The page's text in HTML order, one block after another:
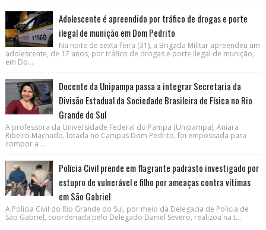
Adolescente é apreendido por tráfico de drogas e porte
ilegal de munição em Dom Pedrito
Na noite de sexta-feira (31), a Brigada Militar apreendeu um
adolescente, de 17 anos, por tráfico de drogas e porte ilegal de munição,
em Do...
Docente da Unipampa passa a integrar Secretaria da
Divisão Estadual da Sociedade Brasileira de Física no Rio
Grande do Sul
A professora da Universidade Federal do Pampa (Unipampa), Aniara
Ribeiro Machado, lotada no Campus Dom Pedrito, foi empossada para
compor a ...
Polícia Civil prende em flagrante padrasto investigado por
estupro de vulnerável e filho por ameaças contra vítimas
em São Gabriel
A Polícia Civil do Rio Grande do Sul, por meio da Delegacia de Polícia de
São Gabriel, coordenada pelo Delegado Daniel Severo, realizou na t...